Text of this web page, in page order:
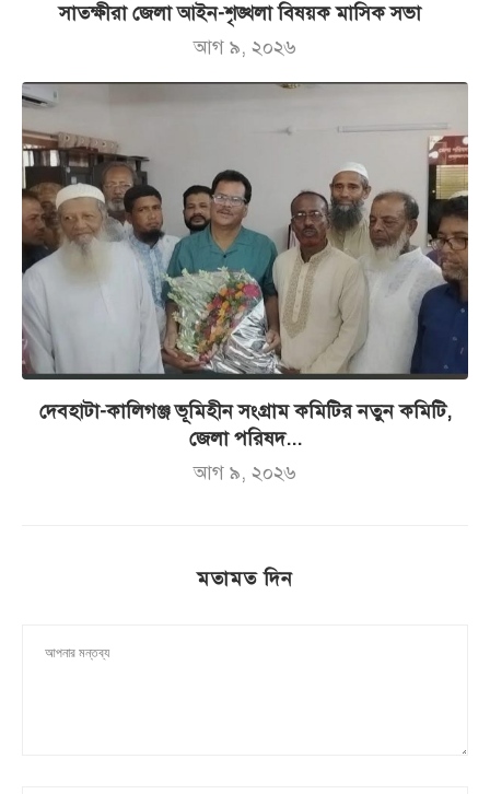
সাতক্ষীরা জেলা আইন-শৃঙ্খলা বিষয়ক মাসিক সভা
আগ ৯, ২০২৬
দেবহাটা-কালিগঞ্জ ভূমিহীন সংগ্রাম কমিটির নতুন কমিটি,
জেলা পরিষদ...
আগ ৯, ২০২৬
মতামত দিন